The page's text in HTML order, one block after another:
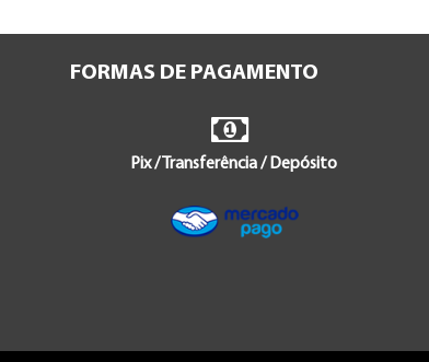
FORMAS DE PAGAMENTO
Pix / Transferência / Depósito